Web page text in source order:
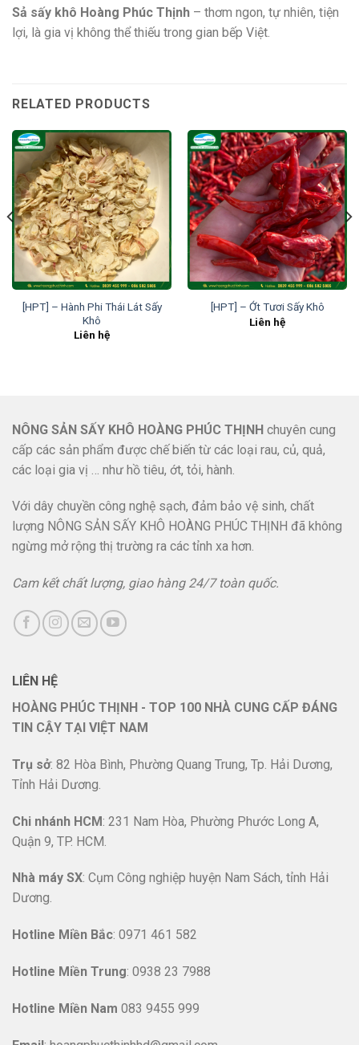
Sả sấy khô Hoàng Phúc Thịnh – thơm ngon, tự nhiên, tiện
lợi, là gia vị không thể thiếu trong gian bếp Việt.
RELATED PRODUCTS
[HPT] – Hành Phi Thái Lát Sấy
Khô
Liên hệ
[HPT] – Ớt Tươi Sấy Khô
Liên hệ
NÔNG SẢN SẤY KHÔ HOÀNG PHÚC THỊNH chuyên cung
cấp các sản phẩm được chế biến từ các loại rau, củ, quả,
các loại gia vị … như hồ tiêu, ớt, tỏi, hành.
Với dây chuyền công nghệ sạch, đảm bảo vệ sinh, chất
lượng NÔNG SẢN SẤY KHÔ HOÀNG PHÚC THỊNH đã không
ngừng mở rộng thị trường ra các tỉnh xa hơn.
Cam kết chất lượng, giao hàng 24/7 toàn quốc.
LIÊN HỆ
HOÀNG PHÚC THỊNH - TOP 100 NHÀ CUNG CẤP ĐÁNG
TIN CẬY TẠI VIỆT NAM
Trụ sở: 82 Hòa Bình, Phường Quang Trung, Tp. Hải Dương,
Tỉnh Hải Dương.
Chi nhánh HCM: 231 Nam Hòa, Phường Phước Long A,
Quận 9, TP. HCM.
Nhà máy SX: Cụm Công nghiệp huyện Nam Sách, tỉnh Hải
Dương.
Hotline Miền Bắc: 0971 461 582
Hotline Miền Trung: 0938 23 7988
Hotline Miền Nam 083 9455 999